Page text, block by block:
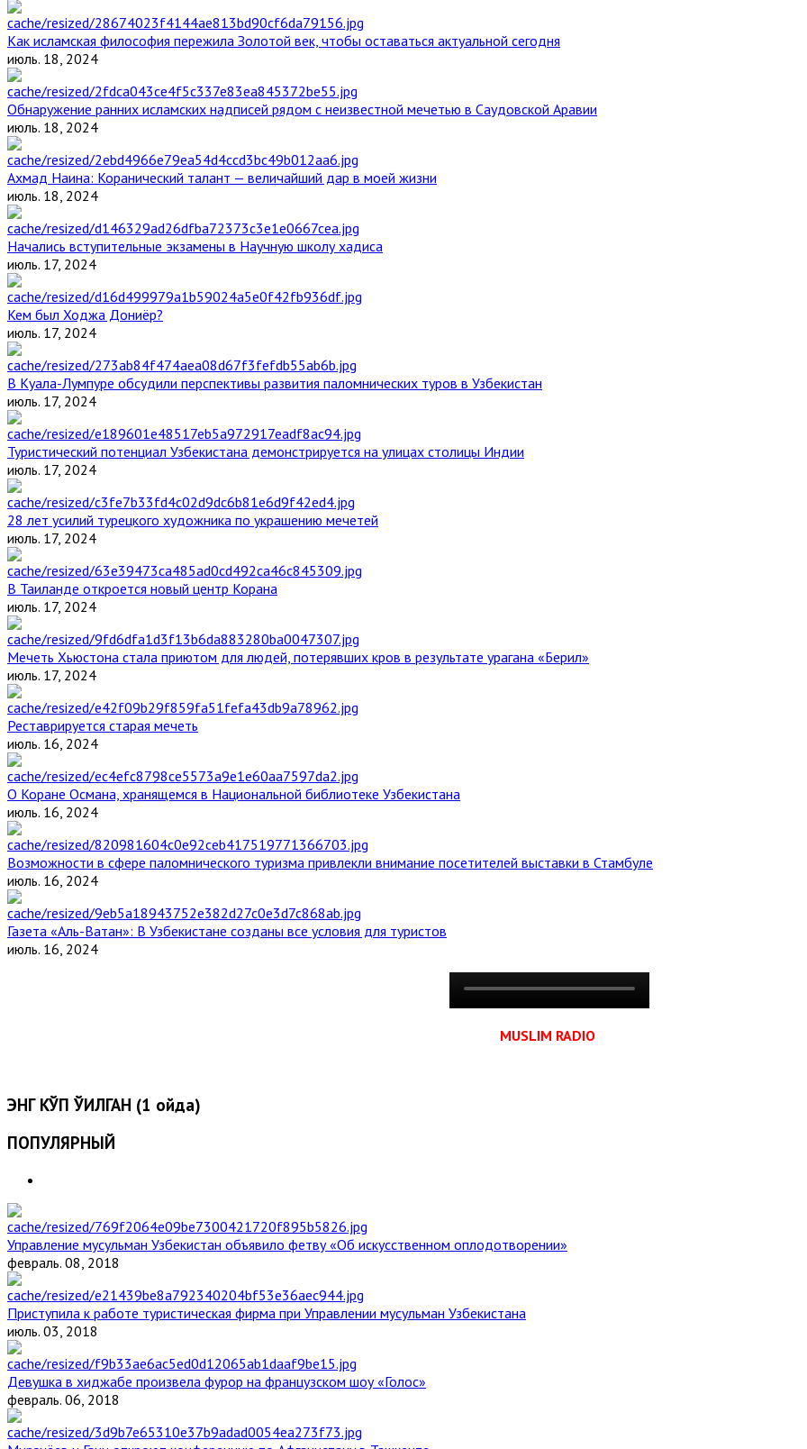
Как исламская философия пережила Золотой век, чтобы оставаться актуальной сегодня
июль. 18, 2024
Обнаружение ранних исламских надписей рядом с неизвестной мечетью в Саудовской Аравии
июль. 18, 2024
Ахмад Наина: Коранический талант — величайший дар в моей жизни
июль. 18, 2024
Начались вступительные экзамены в Научную школу хадиса
июль. 17, 2024
Кем был Ходжа Дониёр?
июль. 17, 2024
В Куала-Лумпуре обсудили перспективы развития паломнических туров в Узбекистан
июль. 17, 2024
Туристический потенциал Узбекистана демонстрируется на улицах столицы Индии
июль. 17, 2024
28 лет усилий турецкого художника по украшению мечетей
июль. 17, 2024
В Таиланде откроется новый центр Корана
июль. 17, 2024
Мечеть Хьюстона стала приютом для людей, потерявших кров в результате урагана «Берил»
июль. 17, 2024
Реставрируется старая мечеть
июль. 16, 2024
О Коране Османа, хранящемся в Национальной библиотеке Узбекистана
июль. 16, 2024
Возможности в сфере паломнического туризма привлекли внимание посетителей выставки в Стамбуле
июль. 16, 2024
Газета «Аль-Ватан»: В Узбекистане созданы все условия для туристов
июль. 16, 2024
MUSLIM RADIO
ЭНГ КЎП ЎҚИЛГАН (1 ойда)
ПОПУЛЯРНЫЙ
Управление мусульман Узбекистан объявило фетву «Об искусственном оплодотворении»
февраль. 08, 2018
Приступила к работе туристическая фирма при Управлении мусульман Узбекистана
июль. 03, 2018
Девушка в хиджабе произвела фурор на французском шоу «Голос»
февраль. 06, 2018